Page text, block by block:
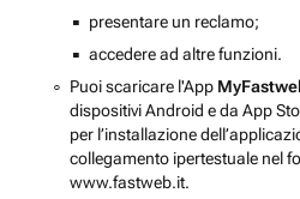
presentare un reclamo;
accedere ad altre funzioni.
Puoi scaricare l'App
dispositivi Android e da App
per l’installazione
collegamento ipertestuale nel
www.fastweb.it.